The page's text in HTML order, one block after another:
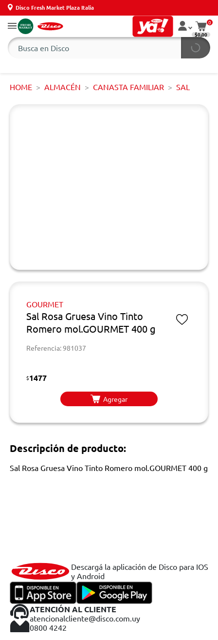
Disco Fresh Market Plaza Italia
0
$0,00
HOME ALMACÉN CANASTA FAMILIAR SAL
GOURMET
Sal Rosa Gruesa Vino Tinto
Romero mol.GOURMET 400 g
Referencia: 981037
$1477
Agregar
Descripción de producto:
Sal Rosa Gruesa Vino Tinto Romero mol.GOURMET 400 g
Descargá la aplicación de Disco para IOS
y Android
ATENCIÓN AL CLIENTE
atencionalcliente@disco.com.uy
0800 4242